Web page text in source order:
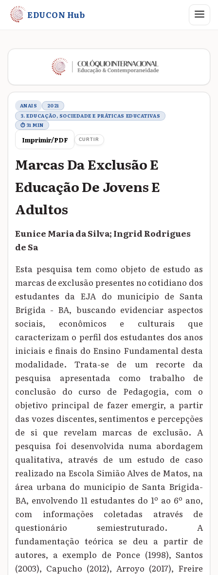
EDUCON Hub Abrir
Metadados do trabalho
ANAIS
2021
3. EDUCAÇÃO, SOCIEDADE E PRÁTICAS EDUCATIVAS
⏱ 31 MIN
Imprimir/PDF CURTIR
Marcas Da Exclusão E
Educação De Jovens E
Adultos
Eunice Maria da Silva; Ingrid Rodrigues
de Sa
Esta pesquisa tem como objeto de estudo as
marcas de exclusão presentes no cotidiano dos
estudantes da EJA do município de Santa
Brígida - BA, buscando evidenciar aspectos
sociais, econômicos e culturais que
caracterizam o perfil dos estudantes dos anos
iniciais e finais do Ensino Fundamental desta
modalidade. Trata-se de um recorte da
pesquisa apresentada como trabalho de
conclusão do curso de Pedagogia, com o
objetivo principal de fazer emergir, a partir
das vozes discentes, sentimentos e percepções
de si que revelam marcas de exclusão. A
pesquisa foi desenvolvida numa abordagem
qualitativa, através de um estudo de caso
realizado na Escola Simião Alves de Matos, na
área urbana do município de Santa Brígida-
BA, envolvendo 11 estudantes do 1º ao 6º ano,
com informações coletadas através de
questionário semiestruturado. A
fundamentação teórica se deu a partir de
autores, a exemplo de Ponce (1998), Santos
(2003), Capucho (2012), Arroyo (2017), Freire